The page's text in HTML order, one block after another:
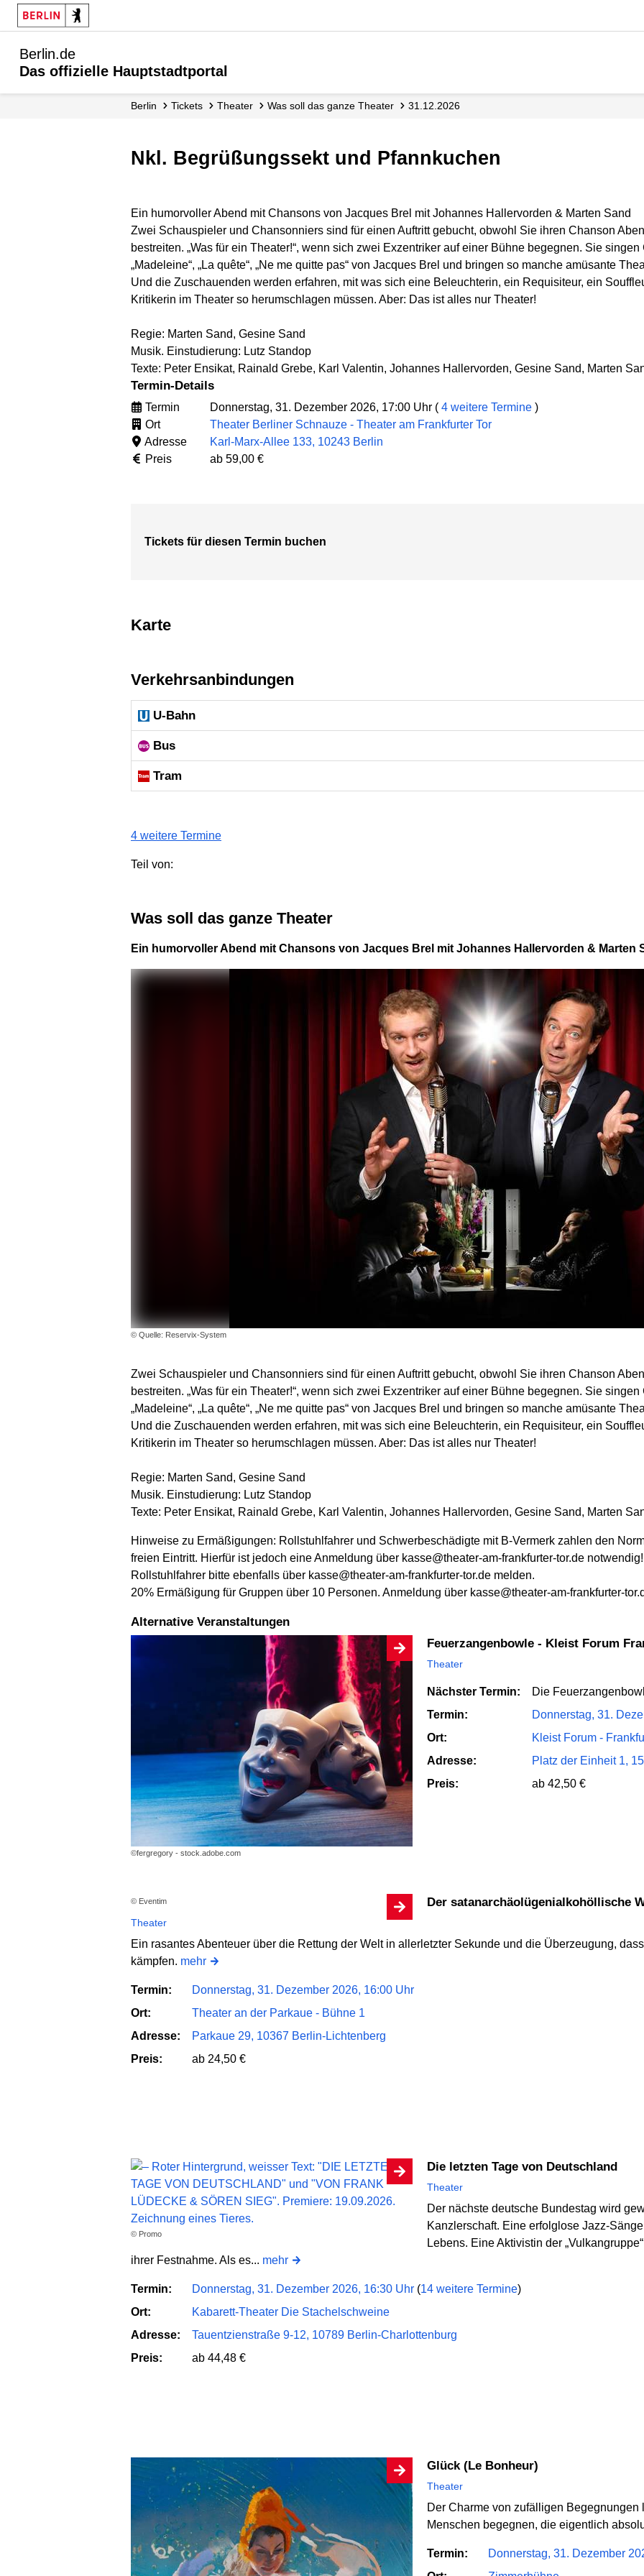
Berlin.de
Das offizielle Hauptstadtportal
Berlin Tickets Theater Was soll das ganze Theater 31.12.2026
nkl. Begrüßungssekt und Pfannkuchen
Ein humorvoller Abend mit Chansons von Jacques Brel mit Johannes Hallervorden & Marten Sand
Zwei Schauspieler und Chansonniers sind für einen Auftritt gebucht, obwohl Sie ihren Chanson
bestreiten. „Was für ein Theater!“, wenn sich zwei Exzentriker auf einer Bühne begegnen. Sie singen
„Madeleine“, „La quête“, „Ne me quitte pas“ von Jacques Brel und bringen so manche amüsante
Und die Zuschauenden werden erfahren, mit was sich eine Beleuchterin, ein Requisiteur, ein
Kritikerin im Theater so herumschlagen müssen. Aber: Das ist alles nur Theater!
Regie: Marten Sand, Gesine Sand
Musik. Einstudierung: Lutz Standop
Texte: Peter Ensikat, Rainald Grebe, Karl Valentin, Johannes Hallervorden, Gesine Sand, Marten
Termin-Details
Termin Donnerstag, 31. Dezember 2026, 17:00 Uhr ( 4 weitere Termine )
Ort
Theater Berliner Schnauze - Theater am Frankfurter Tor
Adresse
Karl-Marx-Allee 133, 10243 Berlin
Preis
ab 59,00 €
Tickets für diesen Termin buchen
Karte
Verkehrsanbindungen
U-Bahn
Bus
Tram
4 weitere Termine
Teil von:
Was soll das ganze Theater
Ein humorvoller Abend mit Chansons von Jacques Brel mit Johannes Hallervorden & Marten
© Quelle: Reservix-System
Zwei Schauspieler und Chansonniers sind für einen Auftritt gebucht, obwohl Sie ihren Chanson
bestreiten. „Was für ein Theater!“, wenn sich zwei Exzentriker auf einer Bühne begegnen. Sie singen
„Madeleine“, „La quête“, „Ne me quitte pas“ von Jacques Brel und bringen so manche amüsante
Und die Zuschauenden werden erfahren, mit was sich eine Beleuchterin, ein Requisiteur, ein
Kritikerin im Theater so herumschlagen müssen. Aber: Das ist alles nur Theater!
Regie: Marten Sand, Gesine Sand
Musik. Einstudierung: Lutz Standop
Texte: Peter Ensikat, Rainald Grebe, Karl Valentin, Johannes Hallervorden, Gesine Sand, Marten
Hinweise zu Ermäßigungen: Rollstuhlfahrer und Schwerbeschädigte mit B-Vermerk zahlen den
freien Eintritt. Hierfür ist jedoch eine Anmeldung über kasse@theater-am-frankfurter-tor.de notwendig!
Rollstuhlfahrer bitte ebenfalls über kasse@theater-am-frankfurter-tor.de melden.
20% Ermäßigung für Gruppen über 10 Personen. Anmeldung über kasse@theater-am-frankfurter-
Alternative Veranstaltungen
©fergregory - stock.adobe.com
Feuerzangenbowle - Kleist Forum
Theater
Nächster Termin:
Die
Termin:
Donnerstag, 31.
Ort:
Kleist Forum -
Adresse:
Platz der Einheit 1,
Preis:
ab 42,50 €
© Eventim Der satanarchäolügenialkohöllische
Theater
Ein rasantes Abenteuer über die Rettung der Welt in allerletzter Sekunde und die Überzeugung,
kämpfen. mehr
Termin:
Donnerstag, 31. Dezember 2026, 16:00 Uhr
Ort:
Theater an der Parkaue - Bühne 1
Adresse:
Parkaue 29, 10367 Berlin-Lichtenberg
Preis:
ab 24,50 €
© Promo
Die letzten Tage von Deutschland
Theater
Der nächste deutsche Bundestag wird
Kanzlerschaft. Eine erfolglose Jazz-
Lebens. Eine Aktivistin der
ihrer Festnahme. Als es... mehr
Termin: Donnerstag, 31. Dezember 2026, 16:30 Uhr (14 weitere Termine)
Ort:
Kabarett-Theater Die Stachelschweine
Adresse:
Tauentzienstraße 9-12, 10789 Berlin-Charlottenburg
Preis:
ab 44,48 €
Glück (Le Bonheur)
Theater
Der Charme von zufälligen
Menschen begegnen, die eigentlich
Termin:
Donnerstag, 31. Dezember